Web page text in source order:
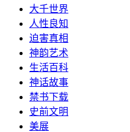
大千世界
人性良知
迫害真相
神韵艺术
生活百科
神话故事
禁书下载
史前文明
美展